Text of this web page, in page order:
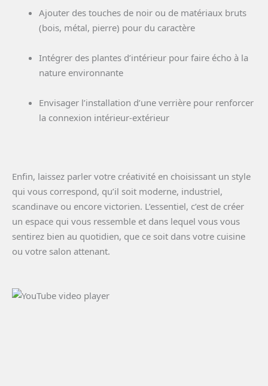
Ajouter des touches de noir ou de matériaux bruts
(bois, métal, pierre) pour du caractère
Intégrer des plantes d’intérieur pour faire écho à la
nature environnante
Envisager l’installation d’une verrière pour renforcer
la connexion intérieur-extérieur
Enfin, laissez parler votre créativité en choisissant un style
qui vous correspond, qu’il soit moderne, industriel,
scandinave ou encore victorien. L’essentiel, c’est de créer
un espace qui vous ressemble et dans lequel vous vous
sentirez bien au quotidien, que ce soit dans votre cuisine
ou votre salon attenant.